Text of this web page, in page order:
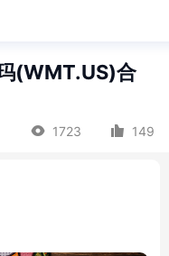
(WMT.US)合
1723 149